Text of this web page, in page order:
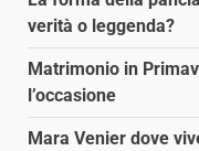
verità o leggenda?
Matrimonio in
l’occasione
Mara Venier dove